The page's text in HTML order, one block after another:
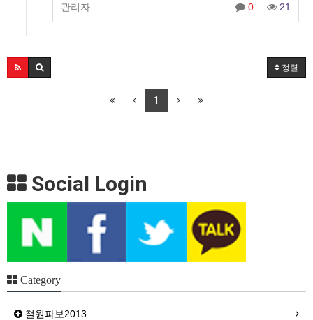
관리자 0 21
정렬
1
Social Login
Category
철원파보2013